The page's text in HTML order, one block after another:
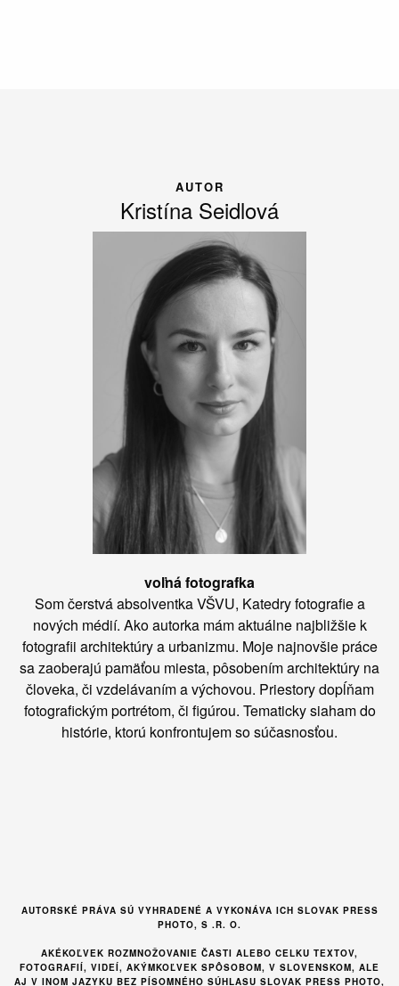
AUTOR
Kristína Seidlová
voľná fotografka
Som čerstvá absolventka VŠVU, Katedry fotografie a
nových médií. Ako autorka mám aktuálne najbližšie k
fotografii architektúry a urbanizmu. Moje najnovšie práce
sa zaoberajú pamäťou miesta, pôsobením architektúry na
človeka, či vzdelávaním a výchovou. Priestory dopĺňam
fotografickým portrétom, či figúrou. Tematicky siaham do
histórie, ktorú konfrontujem so súčasnosťou.
AUTORSKÉ PRÁVA SÚ VYHRADENÉ A VYKONÁVA ICH SLOVAK PRESS
PHOTO, S .R. O.
AKÉKOĽVEK ROZMNOŽOVANIE ČASTI ALEBO CELKU TEXTOV,
FOTOGRAFIÍ, VIDEÍ, AKÝMKOĽVEK SPÔSOBOM, V SLOVENSKOM, ALE
AJ V INOM JAZYKU BEZ PÍSOMNÉHO SÚHLASU SLOVAK PRESS PHOTO,